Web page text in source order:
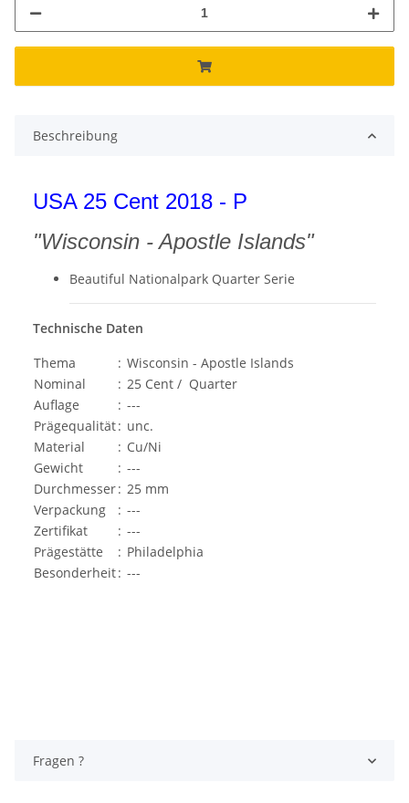
Beschreibung
USA 25 Cent 2018 - P
"Wisconsin - Apostle Islands"
Beautiful Nationalpark Quarter Serie
Technische Daten
Thema
: Wisconsin - Apostle Islands
Nominal
: 25 Cent / Quarter
Auflage
: ---
Prägequalität: unc.
Material
: Cu/Ni
Gewicht
: ---
Durchmesser: 25 mm
Verpackung
: ---
Zertifikat
: ---
Prägestätte
: Philadelphia
Besonderheit: ---
Fragen ?